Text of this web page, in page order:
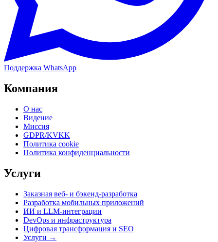
Поддержка WhatsApp
Компания
О нас
Видение
Миссия
GDPR/KVKK
Политика cookie
Политика конфиденциальности
Услуги
Заказная веб- и бэкенд-разработка
Разработка мобильных приложений
ИИ и LLM-интеграции
DevOps и инфраструктура
Цифровая трансформация и SEO
Услуги →